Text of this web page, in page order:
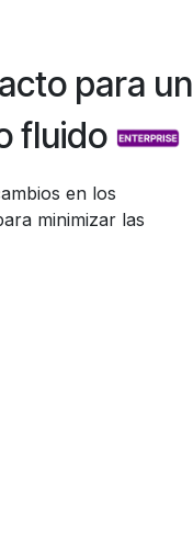
para un
fluido
en los
minimizar las